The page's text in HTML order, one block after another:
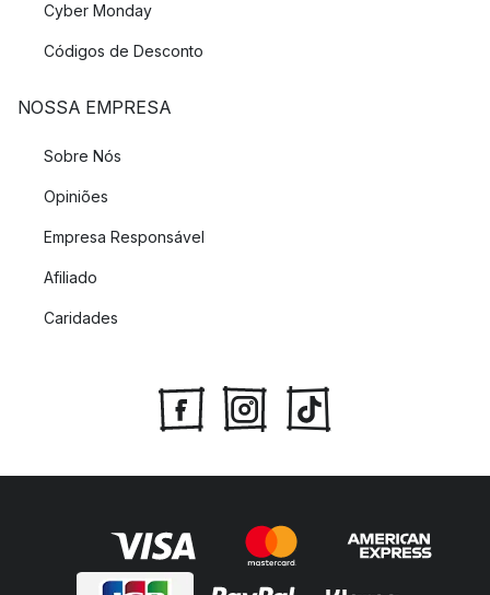
Cyber Monday
Códigos de Desconto
NOSSA EMPRESA
Sobre Nós
Opiniões
Empresa Responsável
Afiliado
Caridades